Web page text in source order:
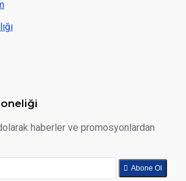
haberler ve promosyonlardan
Abone Ol